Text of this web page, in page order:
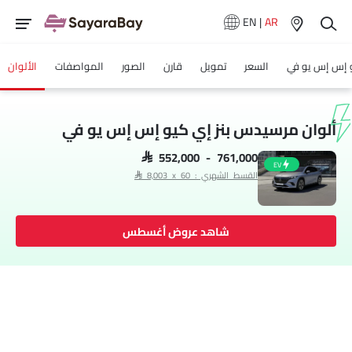
EN|AR
إس إس يو في السعر تمويل قارن الصور المواصفات الألوان
ألوان مرسيدس بنز إي كيو إس إس يو في
EV
SAR 552,000 - 761,000
القسط الشهري : SAR 8,003 x 60
شاهد عروض أغسطس